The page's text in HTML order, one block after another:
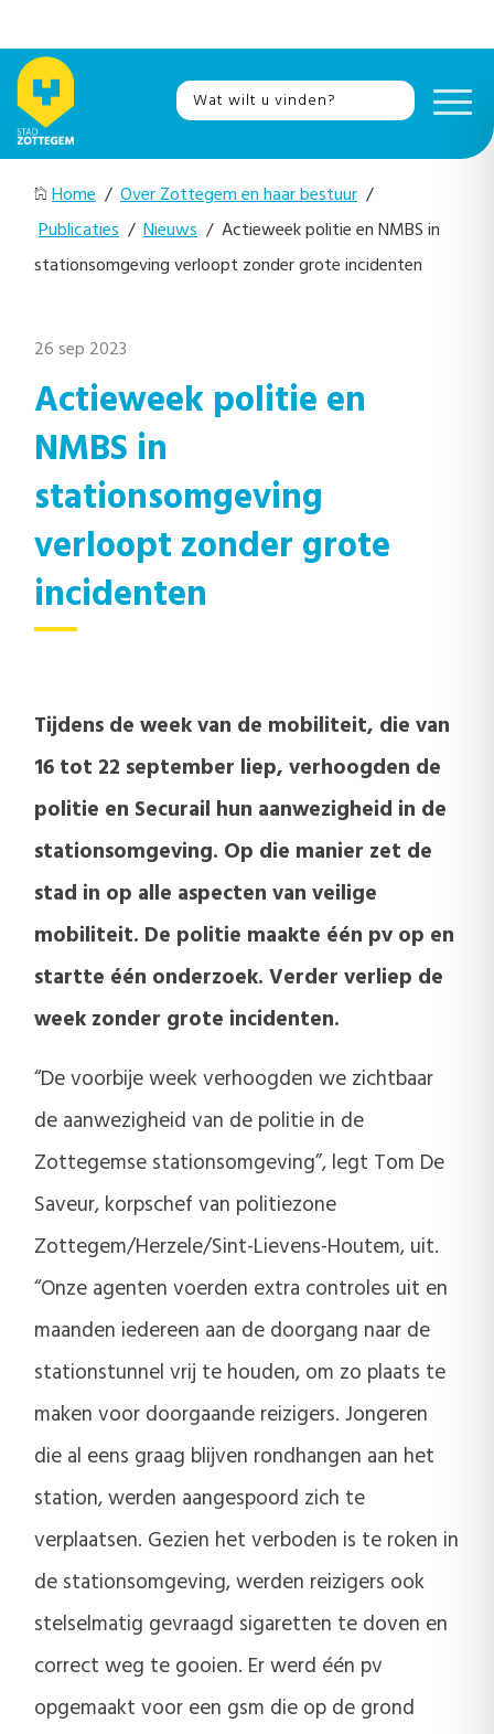
Home / Over Zottegem en haar bestuur /
Publicaties / Nieuws / Actieweek politie en NMBS in
stationsomgeving verloopt zonder grote incidenten
26 sep 2023
Actieweek politie en
NMBS in
stationsomgeving
verloopt zonder grote
incidenten
Tijdens de week van de mobiliteit, die van
16 tot 22 september liep, verhoogden de
politie en Securail hun aanwezigheid in de
stationsomgeving. Op die manier zet de
stad in op alle aspecten van veilige
mobiliteit. De politie maakte één pv op en
startte één onderzoek. Verder verliep de
week zonder grote incidenten.
“De voorbije week verhoogden we zichtbaar
de aanwezigheid van de politie in de
Zottegemse stationsomgeving”, legt Tom De
Saveur, korpschef van politiezone
Zottegem/Herzele/Sint-Lievens-Houtem, uit.
“Onze agenten voerden extra controles uit en
maanden iedereen aan de doorgang naar de
stationstunnel vrij te houden, om zo plaats te
maken voor doorgaande reizigers. Jongeren
die al eens graag blijven rondhangen aan het
station, werden aangespoord zich te
verplaatsen. Gezien het verboden is te roken in
de stationsomgeving, werden reizigers ook
stelselmatig gevraagd sigaretten te doven en
correct weg te gooien. Er werd één pv
opgemaakt voor een gsm die op de grond